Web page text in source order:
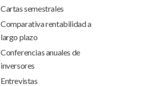
Cartas semestrales
Comparativa rentabilidad a
largo plazo
Conferencias anuales de
inversores
Entrevistas